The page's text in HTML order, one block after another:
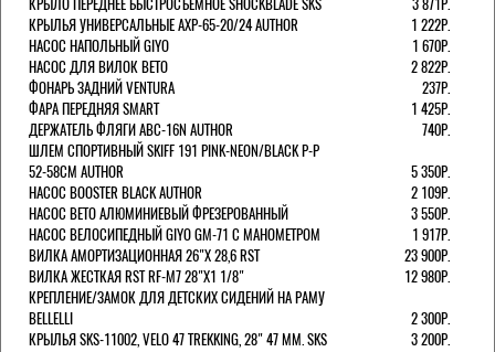
КРЫЛЬЯ УНИВЕРСАЛЬНЫЕ AXP-65-20/24 AUTHOR
1 222Р.
НАСОС НАПОЛЬНЫЙ GIYO
1 670Р.
НАСОС ДЛЯ ВИЛОК ВЕТО
2 822Р.
ФОНАРЬ ЗАДНИЙ VENTURA
237Р.
ФАРА ПЕРЕДНЯЯ SMART
1 425Р.
ДЕРЖАТЕЛЬ ФЛЯГИ ABC-16N AUTHOR
740Р.
ШЛЕМ СПОРТИВНЫЙ SKIFF 191 PINK-NEON/BLACK Р-Р
52-58СМ AUTHOR
5 350Р.
НАСОС BOOSTER BLACK AUTHOR
2 109Р.
НАСОС BETO АЛЮМИНИЕВЫЙ ФРЕЗЕРОВАННЫЙ
3 550Р.
НАСОС ВЕЛОСИПЕДНЫЙ GIYO GM-71 С МАНОМЕТРОМ
1 917Р.
ВИЛКА АМОРТИЗАЦИОННАЯ 26"Х 28,6 RST
23 900Р.
ВИЛКА ЖЕСТКАЯ RST RF-M7 28"Х1 1/8"
12 980Р.
КРЕПЛЕНИЕ/ЗАМОК ДЛЯ ДЕТСКИХ СИДЕНИЙ НА РАМУ
BELLELLI
2 300Р.
КРЫЛЬЯ SKS-11002, VELO 47 TREKKING, 28" 47 ММ. SKS
3 200Р.